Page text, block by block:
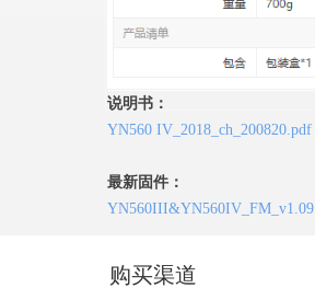
说明书：
YN560 IV_2018_ch_200820.pdf
最新固件：
YN560III&YN560IV_FM_v1.09
购买渠道